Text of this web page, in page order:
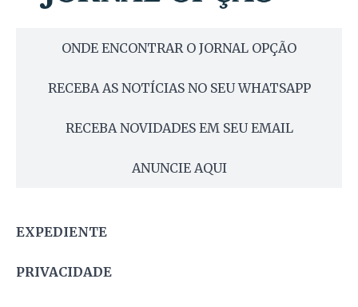
ONDE ENCONTRAR O JORNAL OPÇÃO
RECEBA AS NOTÍCIAS NO SEU WHATSAPP
RECEBA NOVIDADES EM SEU EMAIL
ANUNCIE AQUI
EXPEDIENTE
PRIVACIDADE